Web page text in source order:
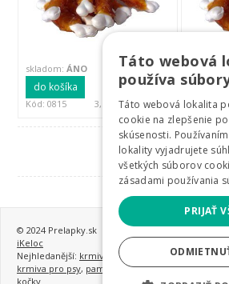
Kód: 0815
skladom: ÁNO
4,53 EUR
3,68 EUR bez DPH
do košíka
Kód:
skladom:
do
1 2 … »
© 2024 Prelapky.sk
iKeloc
Nejhledanější: krmivo pro psy granule pro psy,
krmiva pro psy, pamlsky pro psy,konzervy pro
kočky
Táto webová
používa
Táto webová lokalita
cookie na zlepšenie
skúsenosti.
lokality vyjadrujete
všetkých súborov
zásadami používania
PRIJAŤ